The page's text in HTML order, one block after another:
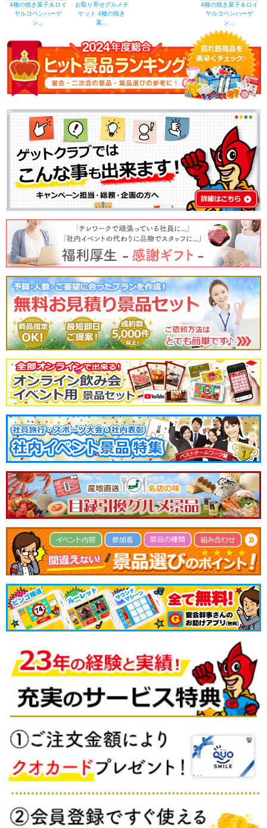
4種の焼き菓子＆ロイ
ヤルコペンハーゲ
ン...
お取り寄せグルメチ
ケット 4種の焼き
菓...
4種の焼き菓子＆ロイ
ヤルコペンハーゲ
ン...